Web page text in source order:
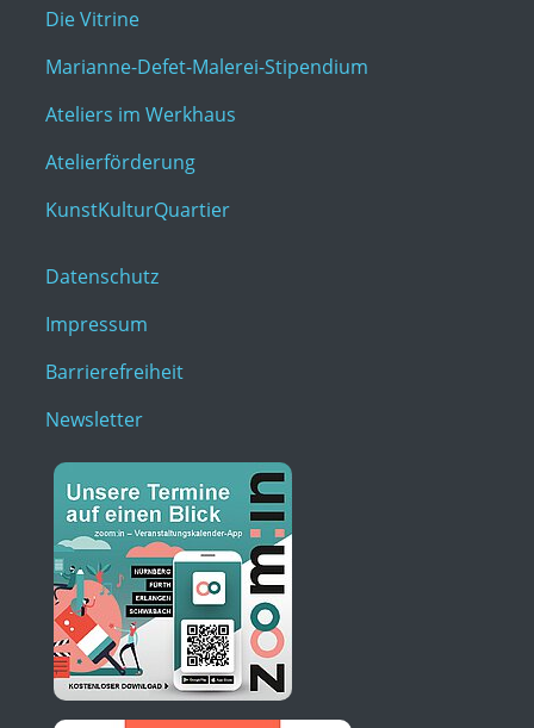
Die Vitrine
Marianne-Defet-Malerei-Stipendium
Ateliers im Werkhaus
Atelierförderung
KunstKulturQuartier
Datenschutz
Impressum
Barrierefreiheit
Newsletter